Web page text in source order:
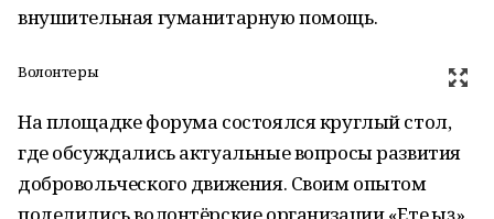
внушительная гуманитарную помощь.
Волонтеры
На площадке форума состоялся круглый стол,
где обсуждались актуальные вопросы развития
добровольческого движения. Своим опытом